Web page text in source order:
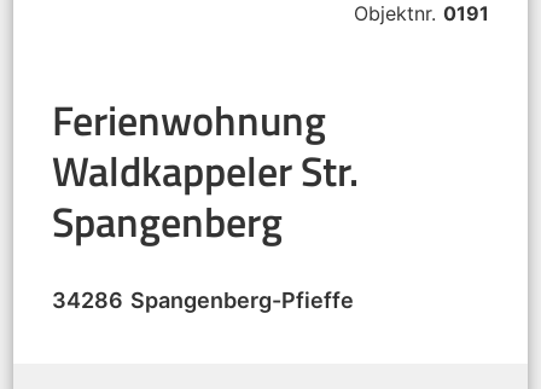
Objektnr. 0191
Ferienwohnung
Waldkappeler Str.
Spangenberg
34286 Spangenberg-Pfieffe